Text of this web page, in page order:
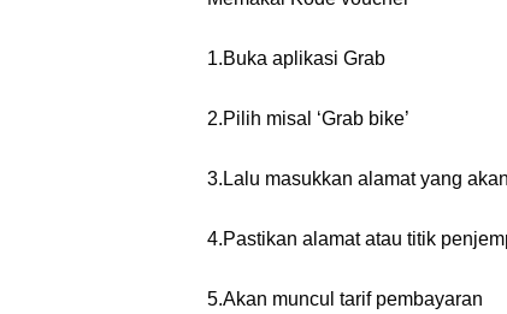
1.Buka aplikasi Grab
2.Pilih misal ‘Grab bike’
3.Lalu masukkan alamat yang
4.Pastikan alamat atau titik
5.Akan muncul tarif pembayaran